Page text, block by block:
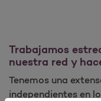
Trabajamos
nuestra red y
Tenemos una
independientes en